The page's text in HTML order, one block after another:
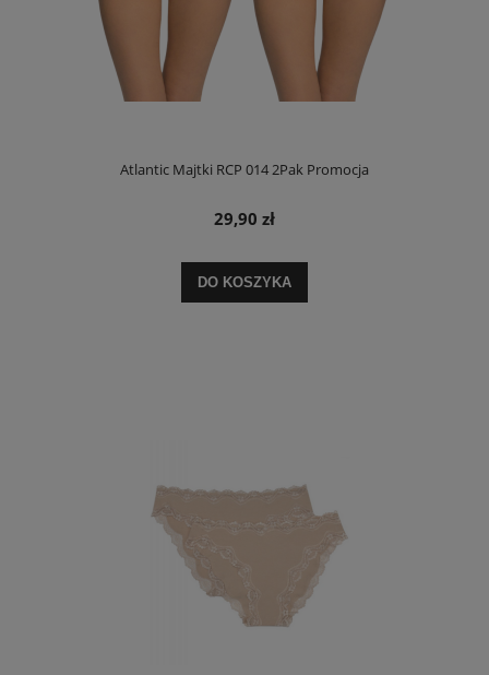
Atlantic Majtki RCP 014 2Pak Promocja
29,90 zł
DO KOSZYKA